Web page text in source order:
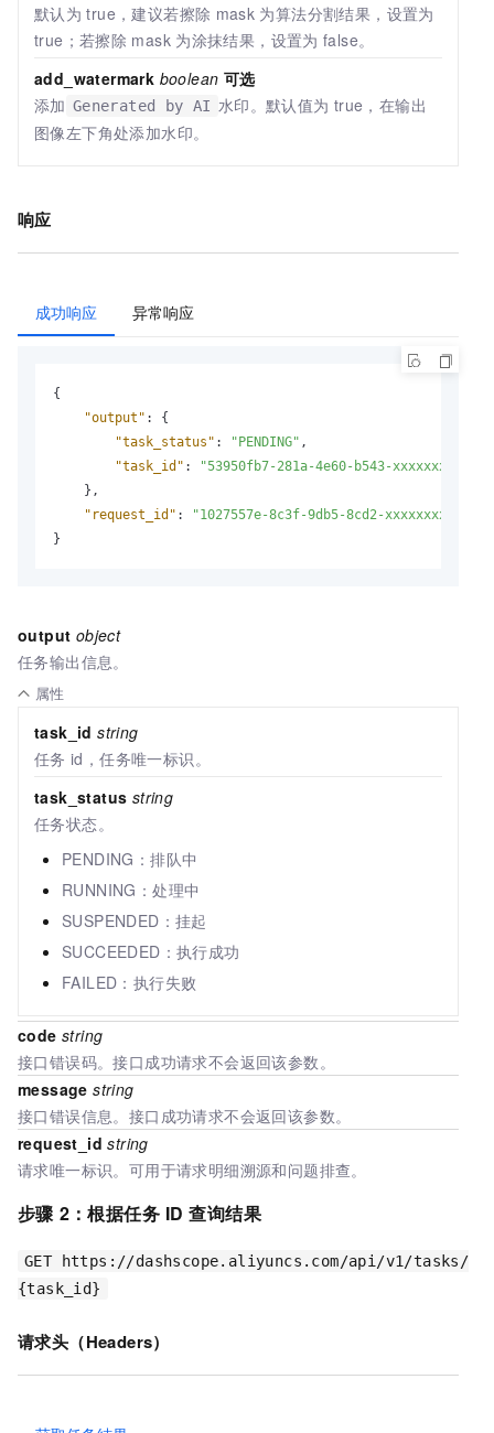
默认为 true，建议若擦除 mask 为算法分割结果，设置为
true；若擦除 mask 为涂抹结果，设置为 false。
add_watermark boolean 可选
添加 Generated by AI 水印。默认值为 true，在输出
图像左下角处添加水印。
响应
成功响应 异常响应
{
"output" :
{
"task_status" : "PENDING" ,
"task_id" :
"53950fb7-281a-4e60-b543-xxxxxxxxxxxx"
} ,
"request_id" :
"1027557e-8c3f-9db5-8cd2-xxxxxxxxxxxx"
}
output object
任务输出信息。
属性
task_idstring
任务 id，任务唯一标识。
task_status string
任务状态。
PENDING：排队中
RUNNING：处理中
SUSPENDED：挂起
SUCCEEDED：执行成功
FAILED：执行失败
code string
接口错误码。接口成功请求不会返回该参数。
messagestring
接口错误信息。接口成功请求不会返回该参数。
request_idstring
请求唯一标识。可用于请求明细溯源和问题排查。
步骤 2：根据任务 ID 查询结果
GET https://dashscope.aliyuncs.com/api/v1/tasks/
{task_id}
请求头（Headers）